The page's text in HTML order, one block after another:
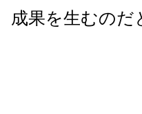
成果を生むのだ